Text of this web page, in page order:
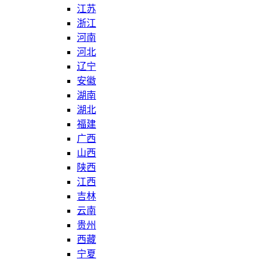
江苏
浙江
河南
河北
辽宁
安徽
湖南
湖北
福建
广西
山西
陕西
江西
吉林
云南
贵州
西藏
宁夏